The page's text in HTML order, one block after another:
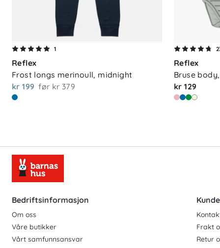
1
Reflex
Frost longs merinoull, midnight
kr 199 før kr 379
Reflex
Bruse
kr 129
Bedriftsinformasjon
Om oss
Våre butikker
Vårt samfunnsansvar
Frakt
Retur